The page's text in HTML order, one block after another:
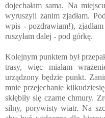
dojechałam sama. Na
wyruszyli zanim zjadłam.
wpis - pozdrawiam!),
ruszyłam dalej - pod górkę.
Kolejnym punktem był
trasy, więc miałam
urządzony będzie punkt.
mnie przejechanie
skłębiły się czarne chmury.
silny, porywisty wiatr. Na